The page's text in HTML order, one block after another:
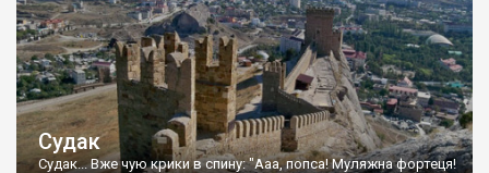
Судак
Судак... Вже чую крики в спину: "Ааа, попса! Муляжна фортеця!